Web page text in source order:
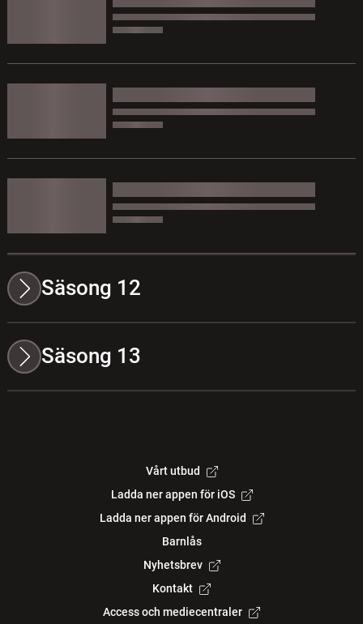
Säsong 12
Säsong 13
Vårt utbud
Ladda ner appen för iOS
Ladda ner appen för Android
Barnlås
Nyhetsbrev
Kontakt
Access och mediecentraler